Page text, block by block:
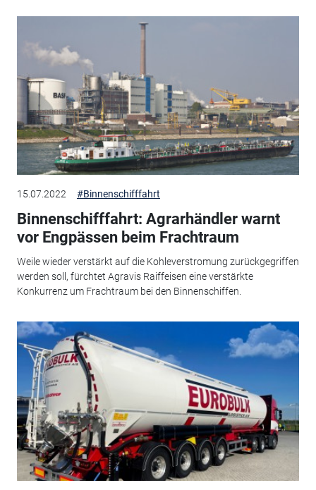
15.07.2022 #Binnenschifffahrt
Binnenschifffahrt: Agrarhändler warnt
vor Engpässen beim Frachtraum
Weile wieder verstärkt auf die Kohleverstromung zurückgegriffen
werden soll, fürchtet Agravis Raiffeisen eine verstärkte
Konkurrenz um Frachtraum bei den Binnenschiffen.